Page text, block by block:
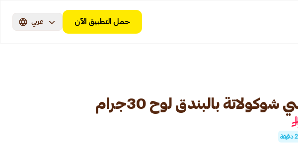
حمل التطبيق الآن عربي
بالبندق لوح 30جرام